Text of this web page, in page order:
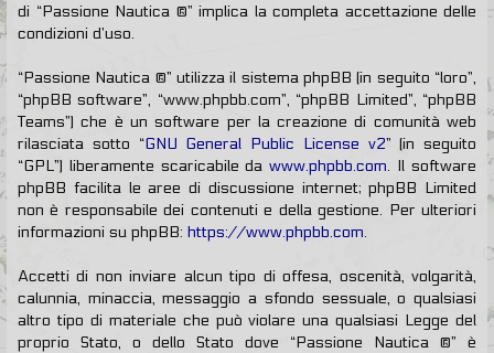
di “Passione Nautica ®” implica la completa accettazione delle
condizioni d’uso.
“Passione Nautica ®” utilizza il sistema phpBB (in seguito “loro”,
“phpBB software”, “www.phpbb.com”, “phpBB Limited”, “phpBB
Teams”) che è un software per la creazione di comunità web
rilasciata sotto “GNU General Public License v2” (in seguito
“GPL”) liberamente scaricabile dawww.phpbb.com. Il software
phpBB facilita le aree di discussione internet; phpBB Limited
non è responsabile dei contenuti e della gestione. Per ulteriori
informazioni su phpBB: https://www.phpbb.com.
Accetti di non inviare alcun tipo di offesa, oscenità, volgarità,
calunnia, minaccia, messaggio a sfondo sessuale, o qualsiasi
altro tipo di materiale che può violare una qualsiasi Legge del
proprio Stato, o dello Stato dove “Passione Nautica ®” è